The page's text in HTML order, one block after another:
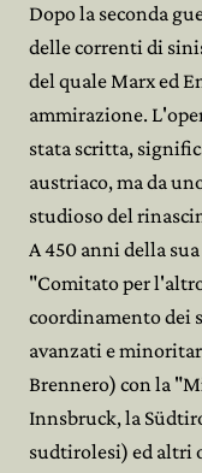
Dopo la seconda
delle correnti di
del quale Marx ed
ammirazione.
stata scritta,
austriaco, ma da
studioso del
A 450 anni della
"Comitato per
coordinamento dei
avanzati e
Brennero) con la
Innsbruck, la
sudtirolesi) ed altri